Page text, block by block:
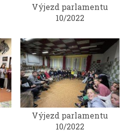
Výjezd parlamentu
10/2022
Výjezd parlamentu
10/2022